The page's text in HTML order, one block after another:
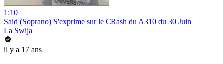
1:10
Said (Soprano) S'exprime sur le CRash du A310 du 30 Juin
La Swija
il y a 17 ans